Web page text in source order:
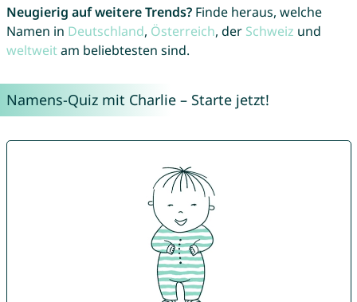
Neugierig auf weitere Trends?Finde heraus, welche
Namen in Deutschland, Österreich, der Schweiz und
weltweitam beliebtesten sind.
Namens-Quiz mit Charlie – Starte jetzt!